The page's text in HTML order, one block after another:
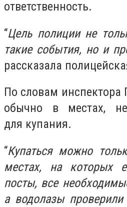
ответственность.
“Цель полиции не
такие события, но и
рассказала
По словам инспектора
обычно в местах,
для купания.
“Купаться можно
местах, на которых
посты, все
а водолазы